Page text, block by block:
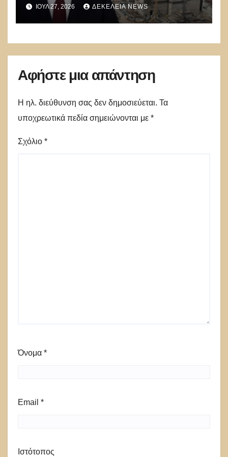
αμερικανικό LNG
ΙΟΎΛ 27, 2026 ΔΕΚΈΛΕΙΑ NEWS
Αφήστε μια απάντηση
Η ηλ. διεύθυνση σας δεν δημοσιεύεται. Τα
υποχρεωτικά πεδία σημειώνονται με *
Σχόλιο *
Όνομα *
Email *
Ιστότοπος